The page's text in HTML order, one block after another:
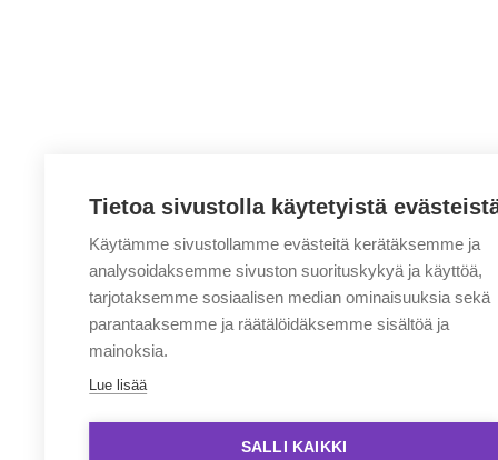
Tietoa sivustolla käytetyistä
Käytämme sivustollamme evästeitä kerätäksemme ja
analysoidaksemme sivuston suorituskykyä ja käyttöä,
tarjotaksemme sosiaalisen median ominaisuuksia sekä
parantaaksemme ja räätälöidäksemme sisältöä ja
mainoksia.
Lue lisää
SALLI KAIKKI